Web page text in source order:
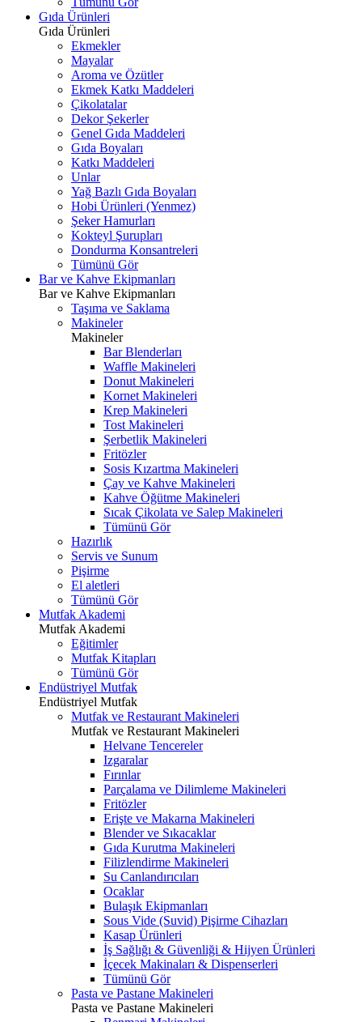
Gıda Ürünleri
Gıda Ürünleri
Ekmekler
Mayalar
Aroma ve Özütler
Ekmek Katkı Maddeleri
Çikolatalar
Dekor Şekerler
Genel Gıda Maddeleri
Gıda Boyaları
Katkı Maddeleri
Unlar
Yağ Bazlı Gıda Boyaları
Hobi Ürünleri (Yenmez)
Şeker Hamurları
Kokteyl Şurupları
Dondurma Konsantreleri
Tümünü Gör
Bar ve Kahve Ekipmanları
Bar ve Kahve Ekipmanları
Taşıma ve Saklama
Makineler
Makineler
Bar Blenderları
Waffle Makineleri
Donut Makineleri
Kornet Makineleri
Krep Makineleri
Tost Makineleri
Şerbetlik Makineleri
Fritözler
Sosis Kızartma Makineleri
Çay ve Kahve Makineleri
Kahve Öğütme Makineleri
Sıcak Çikolata ve Salep Makineleri
Tümünü Gör
Hazırlık
Servis ve Sunum
Pişirme
El aletleri
Tümünü Gör
Mutfak Akademi
Mutfak Akademi
Eğitimler
Mutfak Kitapları
Tümünü Gör
Endüstriyel Mutfak
Endüstriyel Mutfak
Mutfak ve Restaurant Makineleri
Mutfak ve Restaurant Makineleri
Helvane Tencereler
Izgaralar
Fırınlar
Parçalama ve Dilimleme Makineleri
Fritözler
Erişte ve Makarna Makineleri
Blender ve Sıkacaklar
Gıda Kurutma Makineleri
Filizlendirme Makineleri
Su Canlandırıcıları
Ocaklar
Bulaşık Ekipmanları
Sous Vide (Suvid) Pişirme Cihazları
Kasap Ürünleri
İş Sağlığı & Güvenliği & Hijyen Ürünleri
İçecek Makinaları & Dispenserleri
Tümünü Gör
Pasta ve Pastane Makineleri
Pasta ve Pastane Makineleri